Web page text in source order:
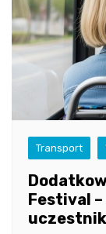
Transport
Festival